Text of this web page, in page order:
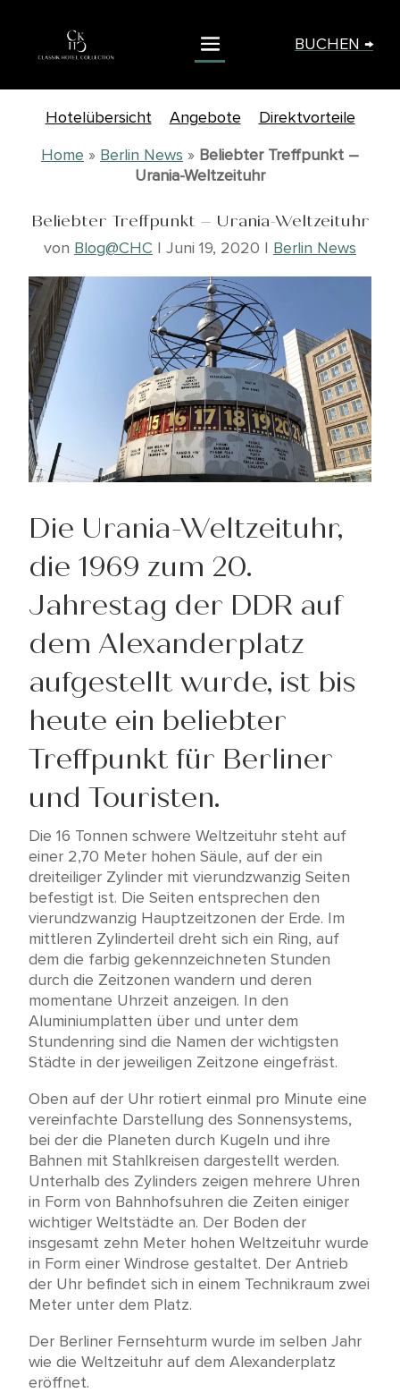
BUCHEN →
Hotelübersicht Angebote
Direktvorteile
Home » Berlin News » Beliebter Treffpunkt –
Urania-Weltzeituhr
Beliebter Treffpunkt – Urania-Weltzeituhr
von Blog@CHC | Juni 19, 2020 | Berlin News
Die Urania-Weltzeituhr,
die 1969 zum 20.
Jahrestag der DDR auf
dem Alexanderplatz
aufgestellt wurde, ist bis
heute ein beliebter
Treffpunkt für Berliner
und Touristen.
Die 16 Tonnen schwere Weltzeituhr steht auf
einer 2,70 Meter hohen Säule, auf der ein
dreiteiliger Zylinder mit vierundzwanzig Seiten
befestigt ist. Die Seiten entsprechen den
vierundzwanzig Hauptzeitzonen der Erde. Im
mittleren Zylinderteil dreht sich ein Ring, auf
dem die farbig gekennzeichneten Stunden
durch die Zeitzonen wandern und deren
momentane Uhrzeit anzeigen. In den
Aluminiumplatten über und unter dem
Stundenring sind die Namen der wichtigsten
Städte in der jeweiligen Zeitzone eingefräst.
Oben auf der Uhr rotiert einmal pro Minute eine
vereinfachte Darstellung des Sonnensystems,
bei der die Planeten durch Kugeln und ihre
Bahnen mit Stahlkreisen dargestellt werden.
Unterhalb des Zylinders zeigen mehrere Uhren
in Form von Bahnhofsuhren die Zeiten einiger
wichtiger Weltstädte an. Der Boden der
insgesamt zehn Meter hohen Weltzeituhr wurde
in Form einer Windrose gestaltet. Der Antrieb
der Uhr befindet sich in einem Technikraum zwei
Meter unter dem Platz.
Der Berliner Fernsehturm wurde im selben Jahr
wie die Weltzeituhr auf dem Alexanderplatz
eröffnet.